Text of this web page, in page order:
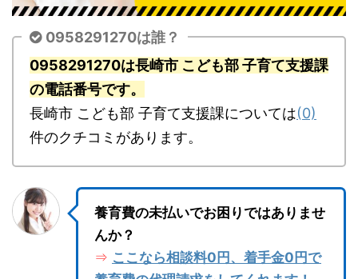
0958291270は誰？
0958291270は長崎市 こども部 子育て支援課
の電話番号です。
長崎市 こども部 子育て支援課については(0)
件のクチコミがあります。
養育費の未払いでお困りではありませ
んか？
⇒ ここなら相談料0円、着手金0円で